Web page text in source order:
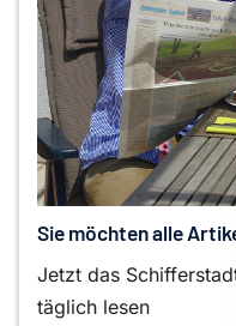
Sie möchten alle
Jetzt das
täglich lesen